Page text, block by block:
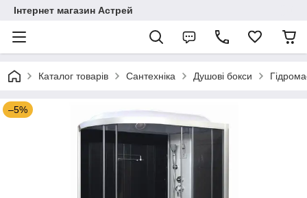
Інтернет магазин Астрей
Каталог товарів Сантехніка Душові бокси
–5%